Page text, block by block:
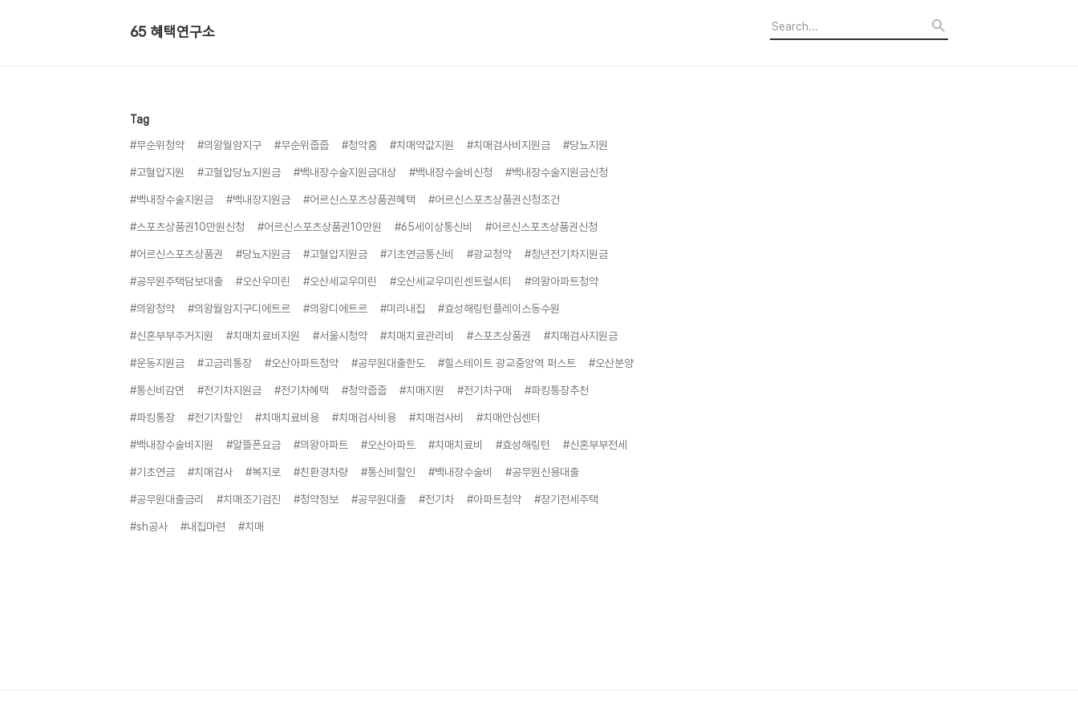
65 혜택연구소
Tag
#무순위청약
#의왕월암지구 #무순위줍줍 #청약홈 #치매약값지원 #치매검사비지원금 #당뇨지원
#고혈압지원 #고혈압당뇨지원금 #백내장수술지원금대상 #백내장수술비신청 #백내장수술지원금신청
#백내장수술지원금 #백내장지원금 #어르신스포츠상품권혜택 #어르신스포츠상품권신청조건
#스포츠상품권10만원신청 #어르신스포츠상품권10만원 #65세이상통신비 #어르신스포츠상품권신청
#어르신스포츠상품권 #당뇨지원금 #고혈압지원금 #기초연금통신비 #광교청약 #청년전기차지원금
#공무원주택담보대출 #오산우미린 #오산세교우미린 #오산세교우미린센트럴시티 #의왕아파트청약
#의왕청약 #의왕월암지구디에트르 #의왕디에트르 #미리내집 #효성해링턴플레이스동수원
#신혼부부주거지원 #치매치료비지원 #서울시청약 #치매치료관리비 #스포츠상품권 #치매검사지원금
#운동지원금 #고금리통장 #오산아파트청약 #공무원대출한도 #힐스테이트 광교중앙역 퍼스트 #오산분양
#통신비감면 #전기차지원금 #전기차혜택 #청약줍줍 #치매지원 #전기차구매 #파킹통장추천
#파킹통장 #전기차할인 #치매치료비용 #치매검사비용 #치매검사비 #치매안심센터
#백내장수술비지원 #알뜰폰요금 #의왕아파트 #오산아파트 #치매치료비 #효성해링턴 #신혼부부전세
#기초연금 #치매검사 #복지로 #친환경차량 #통신비할인 #백내장수술비 #공무원신용대출
#공무원대출금리 #치매조기검진 #청약정보 #공무원대출 #전기차 #아파트청약 #장기전세주택
#sh공사 #내집마련 #치매